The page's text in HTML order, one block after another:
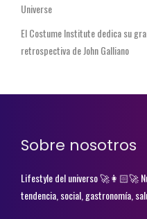
Universe
El Costume Institute dedica su
retrospectiva de John Galliano
Sobre nosotros
Lifestyle del universo 🚀👩🏻‍🚀
tendencia, social, gastronomía,